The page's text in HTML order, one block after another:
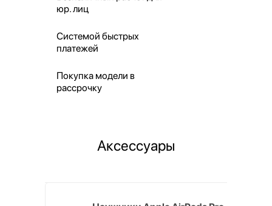
юр. лиц
Системой быстрых
платежей
Покупка модели в
рассрочку
Аксессуары